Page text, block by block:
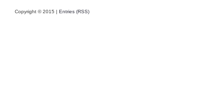
Copyright © 2015 | Entries (RSS)